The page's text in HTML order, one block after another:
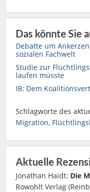
Das könnte Sie
Debatte um
sozialen Fachwelt
Studie zur
laufen müsste
IB: Dem
Schlagworte des
Migration,
Aktuelle
Jonathan Haidt: Die
Rowohlt Verlag